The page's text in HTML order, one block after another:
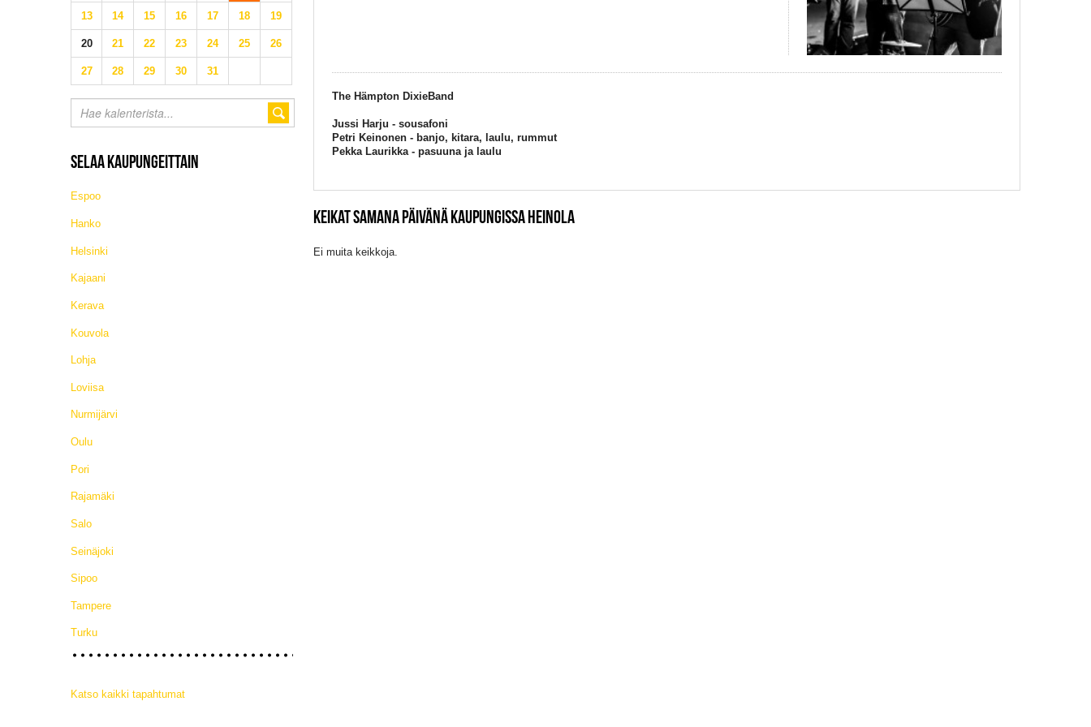
The Hämpton DixieBand
Jussi Harju - sousafoni
Petri Keinonen - banjo, kitara, laulu, rummut
Pekka Laurikka - pasuuna ja laulu
KEIKAT SAMANA PÄIVÄNÄ KAUPUNGISSA HEINOLA
Ei muita keikkoja.
13 14 15 16 17 18 19
20 21 22 23 24 25 26
27 28 29 30 31
SELAA KAUPUNGEITTAIN
Espoo
Hanko
Helsinki
Kajaani
Kerava
Kouvola
Lohja
Loviisa
Nurmijärvi
Oulu
Pori
Rajamäki
Salo
Seinäjoki
Sipoo
Tampere
Turku
Katso kaikki tapahtumat